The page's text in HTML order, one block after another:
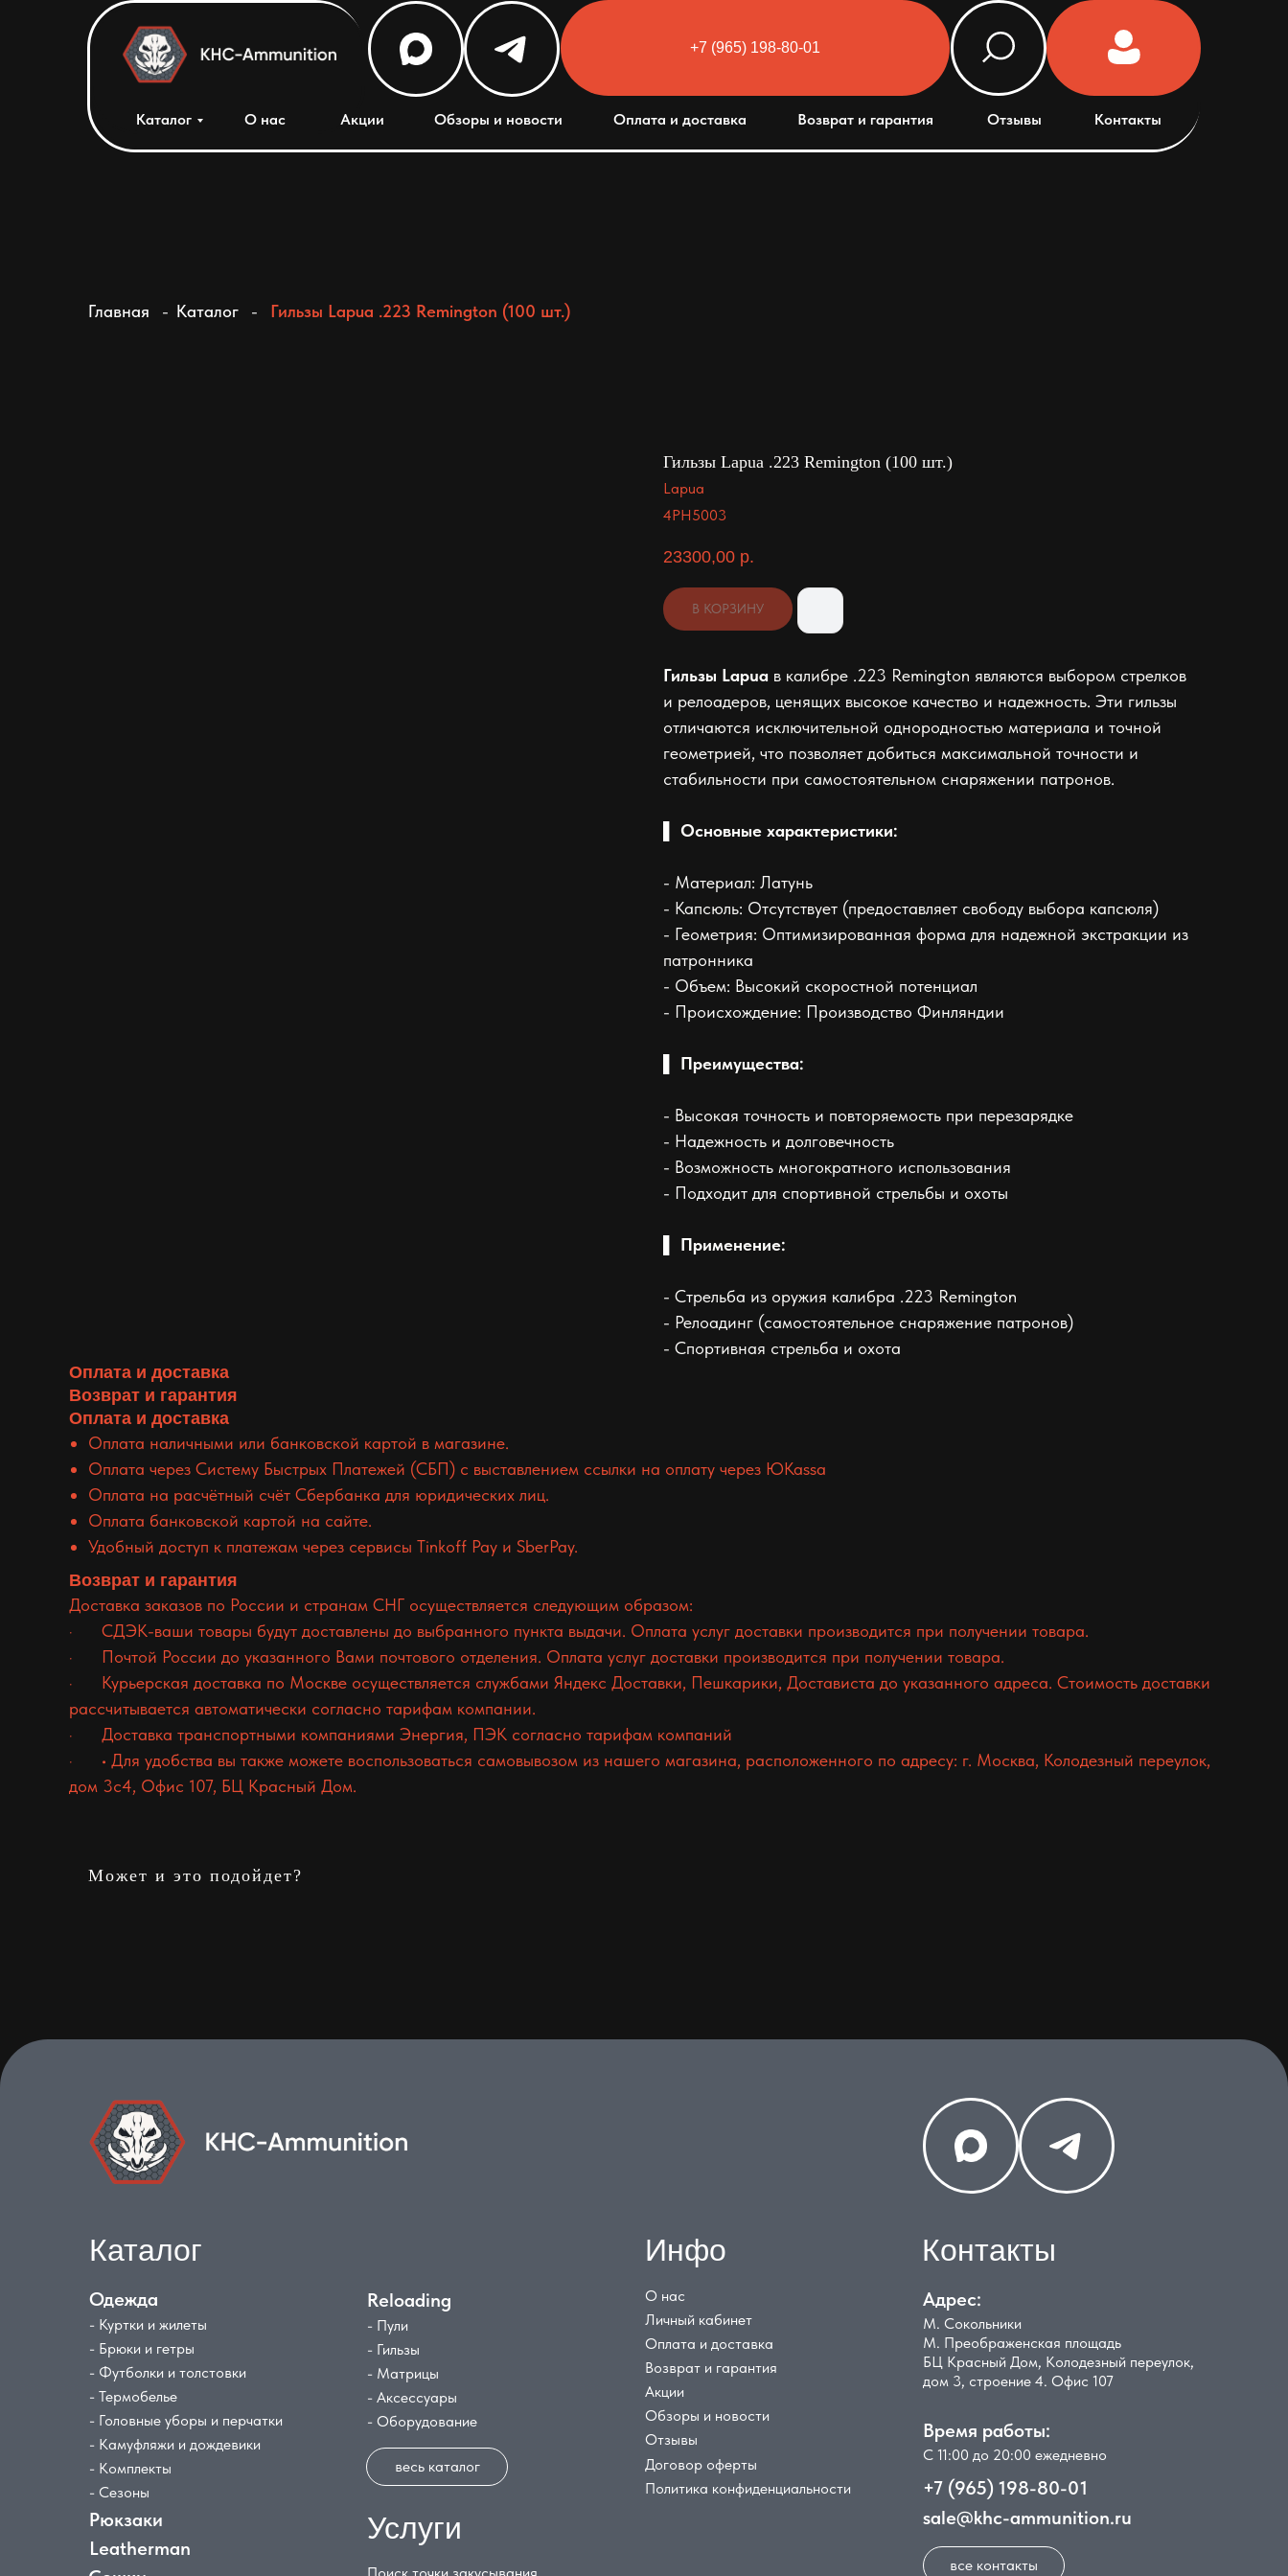
+7 (965) 198-80-01
Каталог О нас Акции Обзоры и новости Оплата и доставка Возврат и гарантия Отзывы Контакты
Html code will be here
Главная - Каталог - Гильзы Lapua .223 Remington (100 шт.)
Гильзы Lapua .223 Remington (100 шт.)
Lapua
4PH5003
23300,00 р.
В КОРЗИНУ
Гильзы Lapua в калибре .223 Remington являются выбором стрелков
и релоадеров, ценящих высокое качество и надежность. Эти гильзы
отличаются исключительной однородностью материала и точной
геометрией, что позволяет добиться максимальной точности и
стабильности при самостоятельном снаряжении патронов.
▌ Основные характеристики:
- Материал: Латунь
- Капсюль: Отсутствует (предоставляет свободу выбора капсюля)
- Геометрия: Оптимизированная форма для надежной экстракции из
патронника
- Объем: Высокий скоростной потенциал
- Происхождение: Производство Финляндии
▌ Преимущества:
- Высокая точность и повторяемость при перезарядке
- Надежность и долговечность
- Возможность многократного использования
- Подходит для спортивной стрельбы и охоты
Применение:
- Стрельба из оружия калибра .223 Remington
- Релоадинг (самостоятельное снаряжение патронов)
- Спортивная стрельба и охота
Оплата и доставка
Возврат и гарантия
Оплата и доставка
Оплата наличными или банковской картой в магазине.
Оплата через Систему Быстрых Платежей (СБП) с выставлением ссылки на оплату через ЮKassa
Оплата на расчётный счёт Сбербанка для юридических лиц.
Оплата банковской картой на сайте.
Удобный доступ к платежам через сервисы Tinkoff Pay и SberPay.
Возврат и гарантия
Доставка заказов по России и странам СНГ осуществляется следующим образом:
· СДЭК-ваши товары будут доставлены до выбранного пункта выдачи. Оплата услуг доставки производится при получении товара.
· Почтой России до указанного Вами почтового отделения. Оплата услуг доставки производится при получении товара.
· Курьерская доставка по Москве осуществляется службами Яндекс Доставки, Пешкарики, Достависта до указанного адреса. Стоимость доставки
рассчитывается автоматически согласно тарифам компании.
· Доставка транспортными компаниями Энергия, ПЭК согласно тарифам компаний
· • Для удобства вы также можете воспользоваться самовывозом из нашего магазина, расположенного по адресу: г. Москва, Колодезный переулок,
дом 3с4, Офис 107, БЦ Красный Дом.
Может и это подойдет?
Каталог Инфо Контакты
Одежда
- Куртки и жилеты
- Брюки и гетры
- Футболки и толстовки
- Термобелье
- Головные уборы и перчатки
- Камуфляжи и дождевики
- Комплекты
- Сезоны
Рюкзаки
Leatherman
О нас
Личный кабинет
Оплата и доставка
Возврат и гарантия
Акции
Обзоры и новости
Отзывы
Договор оферты
Адрес:
М. Сокольники
М. Преображенская площадь
БЦ Красный Дом, Колодезный переулок,
дом 3, строение 4. Офис 107
Время работы:
С 11:00 до 20:00 ежедневно
+7 (965) 198-80-01
sale@khc-ammunition.ru
Reloading
- Пули
- Гильзы
- Матрицы
- Аксессуары
- Оборудование
Услуги
весь каталог
все контакты
Политика конфиденциальности